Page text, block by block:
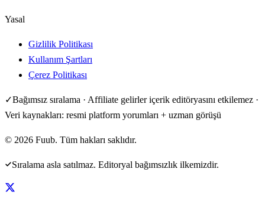
Yasal
Gizlilik Politikası
Kullanım Şartları
Çerez Politikası
✓Bağımsız sıralama · Affiliate gelirler içerik editöryasını etkilemez ·
Veri kaynakları: resmi platform yorumları + uzman görüşü
© 2026 Fuub. Tüm hakları saklıdır.
Sıralama asla satılmaz. Editoryal bağımsızlık ilkemizdir.